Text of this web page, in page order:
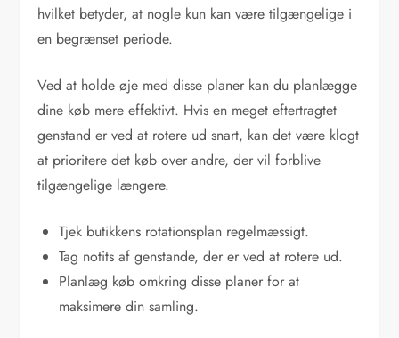
hvilket betyder, at nogle kun kan være tilgængelige i
en begrænset periode.
Ved at holde øje med disse planer kan du planlægge
dine køb mere effektivt. Hvis en meget eftertragtet
genstand er ved at rotere ud snart, kan det være klogt
at prioritere det køb over andre, der vil forblive
tilgængelige længere.
Tjek butikkens rotationsplan regelmæssigt.
Tag notits af genstande, der er ved at rotere ud.
Planlæg køb omkring disse planer for at
maksimere din samling.